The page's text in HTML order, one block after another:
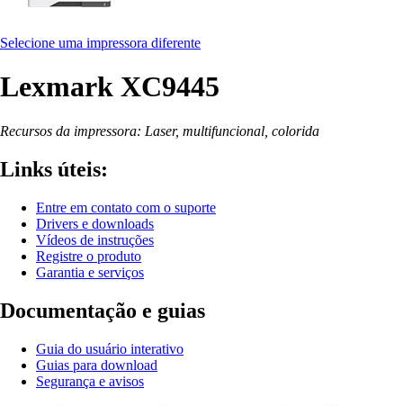
Selecione uma impressora diferente
Lexmark XC9445
Recursos da impressora: Laser, multifuncional, colorida
Links úteis:
Entre em contato com o suporte
Drivers e downloads
Vídeos de instruções
Registre o produto
Garantia e serviços
Documentação e guias
Guia do usuário interativo
Guias para download
Segurança e avisos